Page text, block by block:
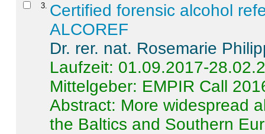
3 Certified forensic alcohol
ALCOREF
Dr. rer. nat. Rosemarie
Laufzeit: 01.09.2017-
Mittelgeber: EMPIR Call
Abstract: More widespread
the Baltics and Southern